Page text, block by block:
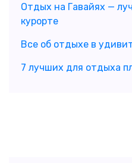
Отдых на Гавайях —
курорте
Все об отдыхе в
7 лучших для отдыха